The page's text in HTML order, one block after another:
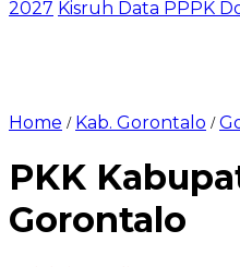
2027 Kisruh Data PPPK
Home / Kab. Gorontalo /
PKK
Gorontalo